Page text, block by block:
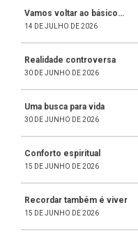
Vamos voltar ao básico…
14 DE JULHO DE 2026
Realidade controversa
30 DE JUNHO DE 2026
Uma busca para vida
30 DE JUNHO DE 2026
Conforto espiritual
15 DE JUNHO DE 2026
Recordar também é viver
15 DE JUNHO DE 2026